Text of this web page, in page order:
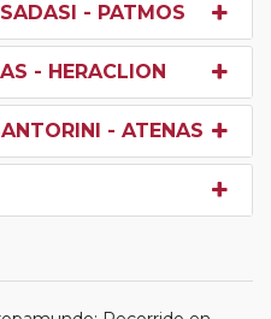
- PATMOS
- HERACLION
- ATENAS